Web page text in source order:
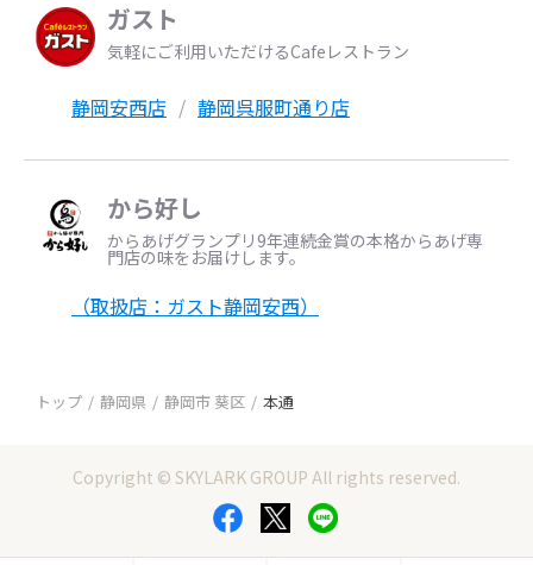
ガスト
気軽にご利用いただけるCafeレストラン
静岡安西店 静岡呉服町通り店
から好し
からあげグランプリ9年連続金賞の本格からあげ専
門店の味をお届けします。
（取扱店：ガスト静岡安西）
トップ 静岡県 静岡市 葵区 本通
Copyright © SKYLARK GROUP All rights reserved.